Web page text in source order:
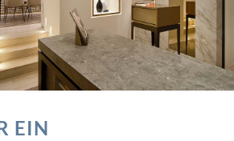
EIN